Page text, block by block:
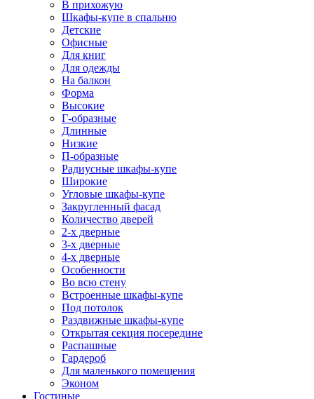
В прихожую
Шкафы-купе в спальню
Детские
Офисные
Для книг
Для одежды
На балкон
Форма
Высокие
Г-образные
Длинные
Низкие
П-образные
Радиусные шкафы-купе
Широкие
Угловые шкафы-купе
Закругленный фасад
Количество дверей
2-х дверные
3-х дверные
4-х дверные
Особенности
Во всю стену
Встроенные шкафы-купе
Под потолок
Раздвижные шкафы-купе
Открытая секция посередине
Распашные
Гардероб
Для маленького помещения
Эконом
Гостиные